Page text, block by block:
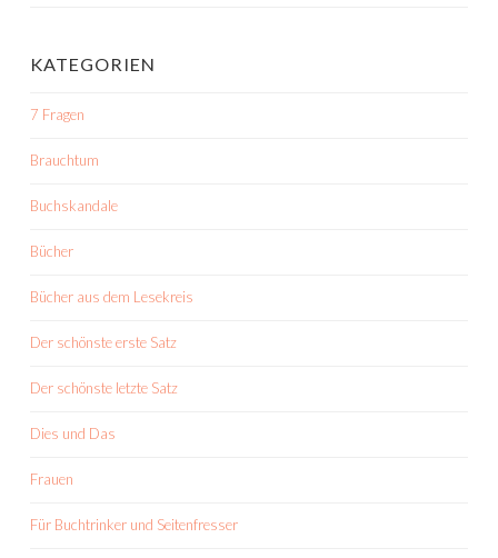
KATEGORIEN
7 Fragen
Brauchtum
Buchskandale
Bücher
Bücher aus dem Lesekreis
Der schönste erste Satz
Der schönste letzte Satz
Dies und Das
Frauen
Für Buchtrinker und Seitenfresser